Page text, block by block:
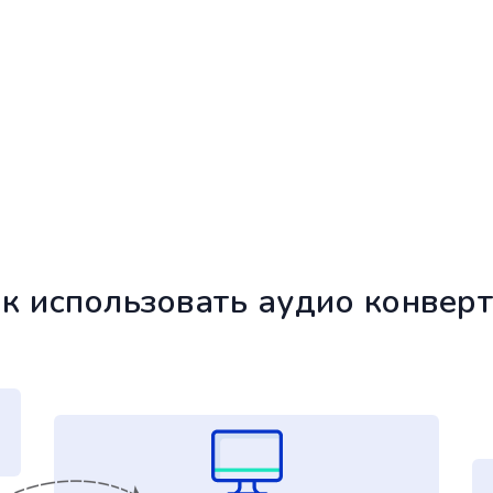
использовать аудио